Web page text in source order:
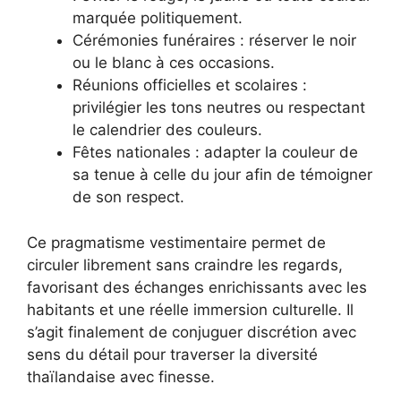
marquée politiquement.
Cérémonies funéraires : réserver le noir
ou le blanc à ces occasions.
Réunions officielles et scolaires :
privilégier les tons neutres ou respectant
le calendrier des couleurs.
Fêtes nationales : adapter la couleur de
sa tenue à celle du jour afin de témoigner
de son respect.
Ce pragmatisme vestimentaire permet de
circuler librement sans craindre les regards,
favorisant des échanges enrichissants avec les
habitants et une réelle immersion culturelle. Il
s’agit finalement de conjuguer discrétion avec
sens du détail pour traverser la diversité
thaïlandaise avec finesse.